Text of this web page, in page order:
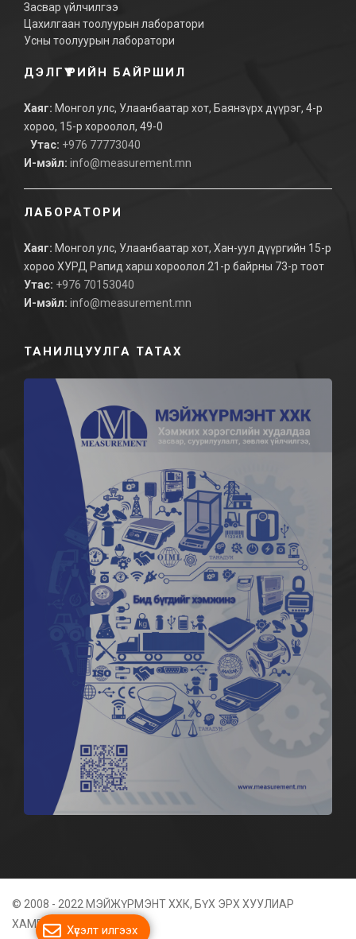
Засвар үйлчилгээ
Цахилгаан тоолуурын лаборатори
Усны тоолуурын лаборатори
ДЭЛГҮҮРИЙН БАЙРШИЛ
Хаяг: Монгол улс, Улаанбаатар хот, Баянзүрх дүүрэг, 4-р
хороо, 15-р хороолол, 49-0
Утас: +976 77773040
И-мэйл: info@measurement.mn
ЛАБОРАТОРИ
Хаяг: Монгол улс, Улаанбаатар хот, Хан-уул дүүргийн 15-р
хороо ХУРД Рапид харш хороолол 21-р байрны 73-р тоот
Утас: +976 70153040
И-мэйл: info@measurement.mn
ТАНИЛЦУУЛГА ТАТАХ
© 2008 - 2022 МЭЙЖҮРМЭНТ ХХК, БҮХ ЭРХ ХУУЛИАР
ХАМГААЛАГДСАНХүсэлт илгээх